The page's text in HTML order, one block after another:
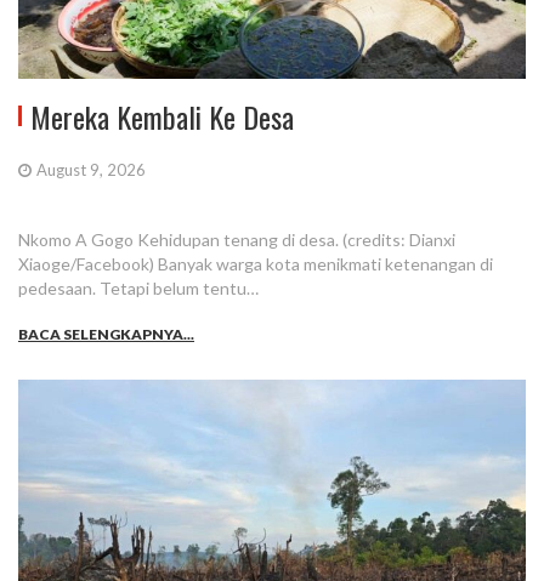
Mereka Kembali Ke Desa
August 9, 2026
Nkomo A Gogo Kehidupan tenang di desa. (credits: Dianxi
Xiaoge/Facebook) Banyak warga kota menikmati ketenangan di
pedesaan. Tetapi belum tentu…
BACA SELENGKAPNYA...